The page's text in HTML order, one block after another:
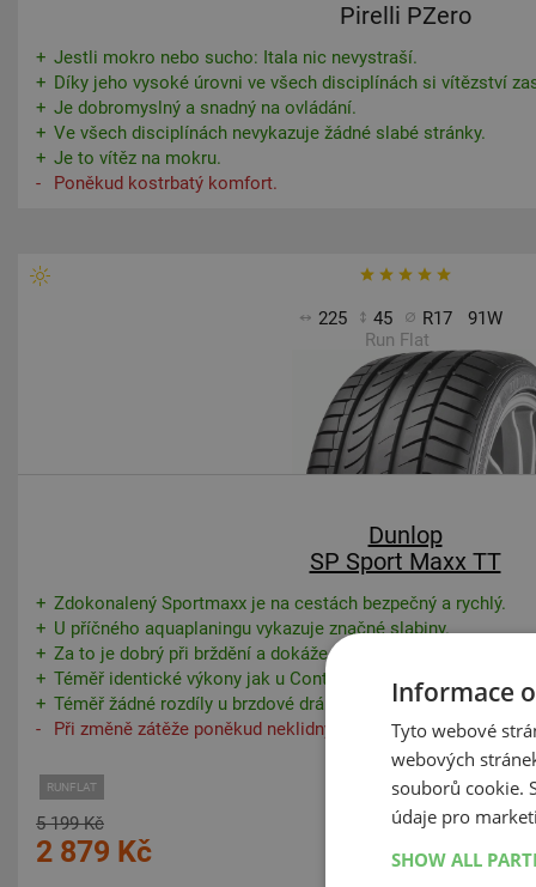
Pirelli PZero
Jestli mokro nebo sucho: Itala nic nevystraší.
Díky jeho vysoké úrovni ve všech disciplínách si vítězství
Je dobromyslný a snadný na ovládání.
Ve všech disciplínách nevykazuje žádné slabé stránky.
Je to vítěz na mokru.
Poněkud kostrbatý komfort.
225 45 R17
91W
Run Flat
Dunlop
SP Sport Maxx TT
Zdokonalený Sportmaxx je na cestách bezpečný a rychlý.
U příčného aquaplaningu vykazuje značné slabiny.
Za to je dobrý při brždění a dokáže Golfa rychle zastavit.
Téměř identické výkony jak u Contiho.
Téměř žádné rozdíly u brzdové dráhy a času hand
Při změně zátěže poněkud neklidný.
RUNFLAT
5 199 Kč
2 879 Kč
Informace
Tyto webové
webových
souborů cookie.
údaje pro
SHOW ALL